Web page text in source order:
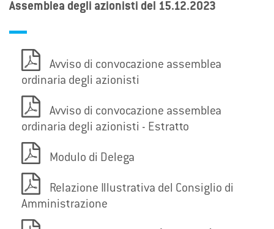
Assemblea degli azionisti del 15.12.2023
Avviso di convocazione assemblea
ordinaria degli azionisti
Avviso di convocazione assemblea
ordinaria degli azionisti - Estratto
Modulo di Delega
Relazione Illustrativa del Consiglio di
Amministrazione